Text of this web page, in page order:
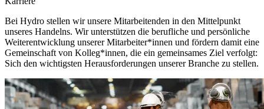
Bei Hydro stellen wir unsere Mitarbeitenden in den Mittelpunkt
unseres Handelns. Wir unterstützen die berufliche und persönliche
Weiterentwicklung unserer Mitarbeiter*innen und fördern damit eine
Gemeinschaft von Kolleg*innen, die ein gemeinsames Ziel verfolgt:
Sich den wichtigsten Herausforderungen unserer Branche zu stellen.